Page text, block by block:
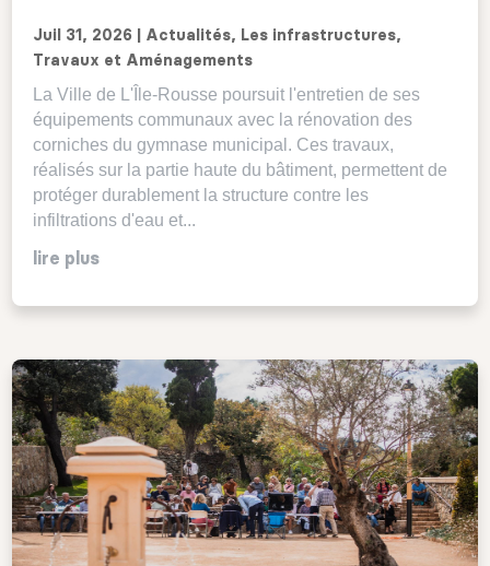
Juil 31, 2026 Actualités, Les infrastructures,
Travaux et Aménagements
La Ville de L'Île-Rousse poursuit l'entretien de ses
équipements communaux avec la rénovation des
corniches du gymnase municipal. Ces travaux,
réalisés sur la partie haute du bâtiment, permettent de
protéger durablement la structure contre les
infiltrations d'eau et...
lire plus